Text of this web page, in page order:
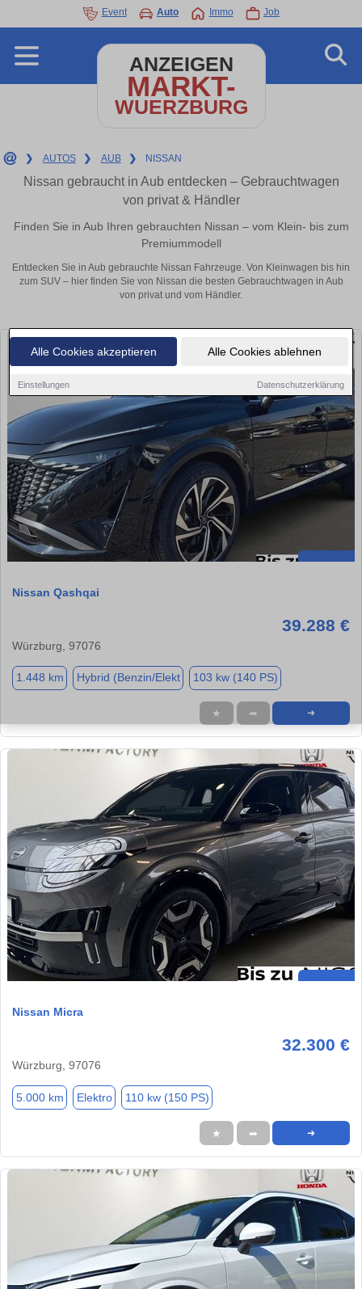
Alle Cookies akzeptieren Alle Cookies ablehnen
Einstellungen Datenschutzerklärung
Event Auto Immo Job
ANZEIGEN
MARKT-
WUERZBURG
❯ AUTOS ❯ AUB ❯ NISSAN
Nissan gebraucht in Aub entdecken – Gebrauchtwagen
von privat & Händler
Finden Sie in Aub Ihren gebrauchten Nissan – vom Klein- bis zum
Premiummodell
Entdecken Sie in Aub gebrauchte Nissan Fahrzeuge. Von Kleinwagen bis hin
zum SUV – hier finden Sie von Nissan die besten Gebrauchtwagen in Aub
von privat und vom Händler.
Nissan Qashqai
39.288 €
Würzburg, 97076
1.448 km Hybrid (Benzin/Elekt 103 kw (140 PS)
★ ➦ ➜
Nissan Micra
32.300 €
Würzburg, 97076
5.000 km Elektro 110 kw (150 PS)
★ ➦ ➜